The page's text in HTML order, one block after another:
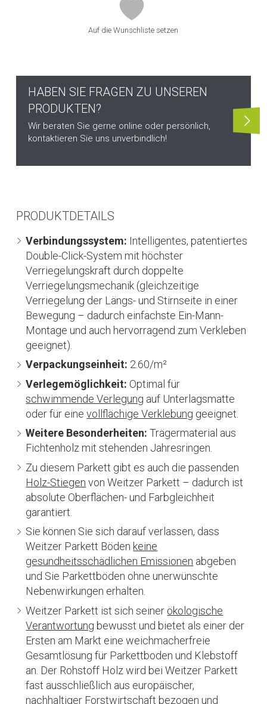
Auf die Wunschliste setzen
HABEN SIE FRAGEN ZU UNSEREN
PRODUKTEN?
Wir beraten Sie gerne online oder persönlich,
kontaktieren Sie uns unverbindlich!
PRODUKTDETAILS
Verbindungssystem: Intelligentes, patentiertes
Double-Click-System mit höchster
Verriegelungskraft durch doppelte
Verriegelungsmechanik (gleichzeitige
Verriegelung der Längs- und Stirnseite in einer
Bewegung – dadurch einfachste Ein-Mann-
Montage und auch hervorragend zum Verkleben
geeignet).
Verpackungseinheit: 2.60/m²
Verlegemöglichkeit: Optimal für
schwimmende Verlegung auf Unterlagsmatte
oder für einevollflächige Verklebung geeignet.
Weitere Besonderheiten: Trägermaterial aus
Fichtenholz mit stehenden Jahresringen.
Zu diesem Parkett gibt es auch die passenden
Holz-Stiegen von Weitzer Parkett – dadurch ist
absolute Oberflächen- und Farbgleichheit
garantiert.
Sie können Sie sich darauf verlassen, dass
Weitzer Parkett Böden keine
gesundheitsschädlichen Emissionen abgeben
und Sie Parkettböden ohne unerwünschte
Nebenwirkungen erhalten.
Weitzer Parkett ist sich seiner ökologische
Verantwortung bewusst und bietet als einer der
Ersten am Markt eine weichmacherfreie
Gesamtlösung für Parkettboden und Klebstoff
an. Der Rohstoff Holz wird bei Weitzer Parkett
fast ausschließlich aus europäischer,
nachhaltiger Forstwirtschaft bezogen und